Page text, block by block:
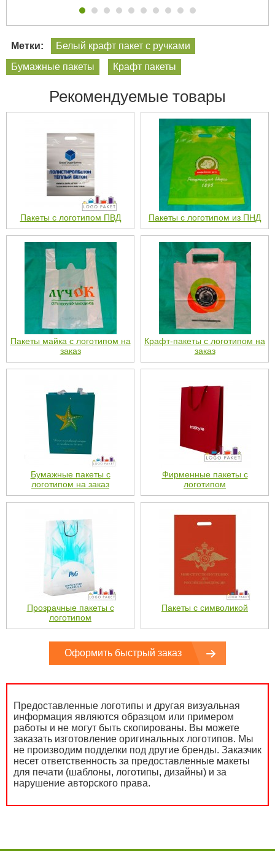
Метки:
Белый крафт пакет с ручками
Бумажные пакеты
Крафт пакеты
Рекомендуемые товары
Пакеты с логотипом ПВД Пакеты с логотипом из ПНД
Пакеты майка с логотипом на
заказ
Крафт-пакеты с логотипом на
заказ
Бумажные пакеты с
логотипом на заказ
Фирменные пакеты с
логотипом
Прозрачные пакеты с
логотипом
Пакеты с символикой
Оформить быстрый заказ
Предоставленные логотипы и другая визуальная
информация являются образцом или примером
работы и не могут быть скопированы. Вы можете
заказать изготовление оригинальных логотипов. Мы
не производим подделки под другие бренды. Заказчик
несет ответственность за предоставленные макеты
для печати (шаблоны, логотипы, дизайны) и за
нарушение авторского права.